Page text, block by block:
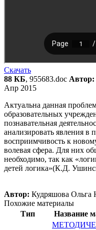
Скачать
88 КБ, 955683.doc Автор:
Апр 2015
Актуальна данная
образовательных
познавательная
анализировать явления в
восприимчивость к
волевая сфера. Для них
необходимо, так как
детей логика»(К.Д.
Автор: Кудряшова Ольга
Похожие материалы
Тип
Название